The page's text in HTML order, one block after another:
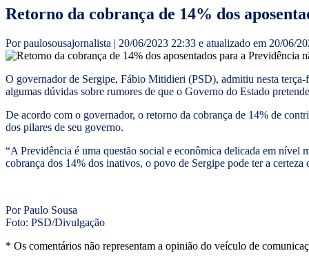
Retorno da cobrança de 14% dos
Por paulosousajornalista | 20/06/2023 22:33 e atualizado em 20/06/
O governador de Sergipe, Fábio Mitidieri (PSD), admitiu nesta
algumas dúvidas sobre rumores de que o Governo do Estado
De acordo com o governador, o retorno da cobrança de 14% de
dos pilares de seu governo.
“A Previdência é uma questão social e econômica delicada em nível
cobrança dos 14% dos inativos, o povo de Sergipe pode ter a certeza
Por Paulo Sousa
Foto: PSD/Divulgação
* Os comentários não representam a opinião do veículo de